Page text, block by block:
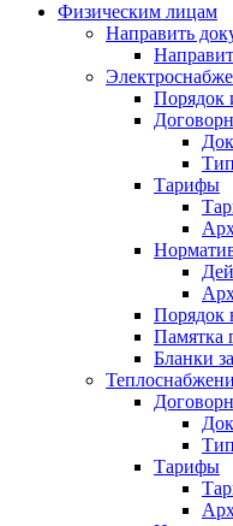
Физическим лицам
Направить
Порядок
Тарифы
Порядок
Памятка
Бланки
Тарифы